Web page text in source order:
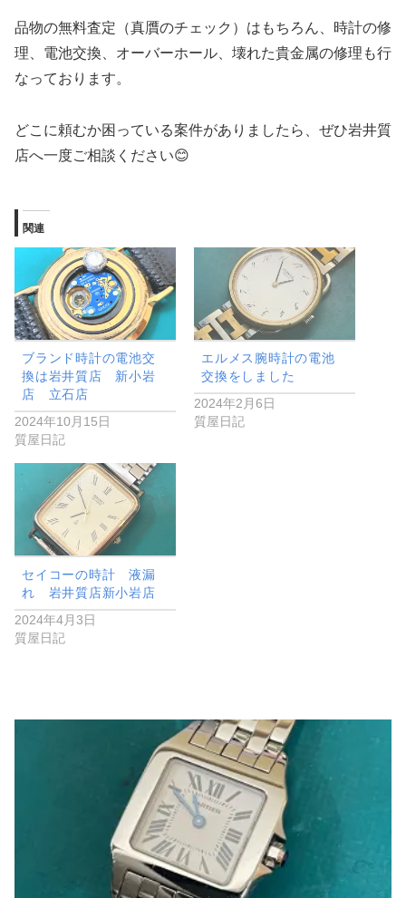
品物の無料査定（真贋のチェック）はもちろん、時計の修
理、電池交換、オーバーホール、壊れた貴金属の修理も行
なっております。
どこに頼むか困っている案件がありましたら、ぜひ岩井質
店へ一度ご相談ください😊
関連
ブランド時計の電池交
換は岩井質店 新小岩
店 立石店
2024年10月15日
質屋日記
エルメス腕時計の電池
交換をしました
2024年2月6日
質屋日記
セイコーの時計 液漏
れ 岩井質店新小岩店
2024年4月3日
質屋日記